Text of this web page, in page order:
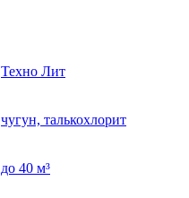
Техно Лит
чугун, талькохлорит
до 40 м³